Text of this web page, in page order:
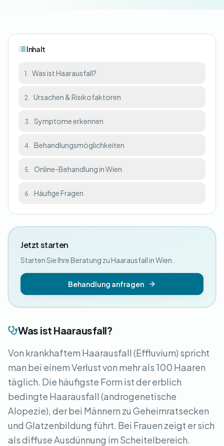
Was ist Haarausfall?
Von krankhaftem Haarausfall (Effluvium) spricht
man bei einem Verlust von mehr als 100 Haaren
täglich. Die häufigste Form ist der erblich
bedingte Haarausfall (androgenetische
Alopezie), der bei Männern zu Geheimratsecken
und Glatzenbildung führt. Bei Frauen zeigt er sich
als diffuse Ausdünnung im Scheitelbereich.
Inhalt
1. Was ist Haarausfall?
2. Ursachen & Risikofaktoren
3. Symptome erkennen
4. Behandlungsmöglichkeiten
5. Online-Behandlung in Wien
6. Häufige Fragen
Jetzt starten
Starten Sie Ihre Beratung zu Haarausfall in Wien.
Behandlung anfragen